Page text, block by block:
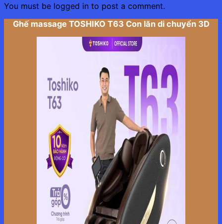
You must be logged in to post a comment.
Ghế massage TOSHIKO T63 Con lăn di chuyển 3D